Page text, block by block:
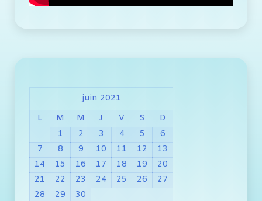
juin 2021
L
M M J V S
D
1
2 3 4 5
6
7
8 9 10 11 12
13
14
15 16 17 18 19
20
21
22 23 24 25 26
27
28
29 30